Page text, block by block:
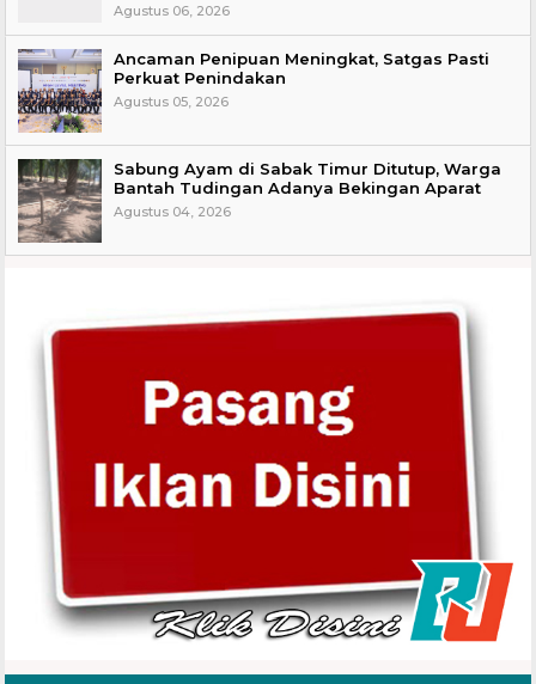
Agustus 06, 2026
Ancaman Penipuan Meningkat, Satgas Pasti
Perkuat Penindakan
Agustus 05, 2026
Sabung Ayam di Sabak Timur Ditutup, Warga
Bantah Tudingan Adanya Bekingan Aparat
Agustus 04, 2026